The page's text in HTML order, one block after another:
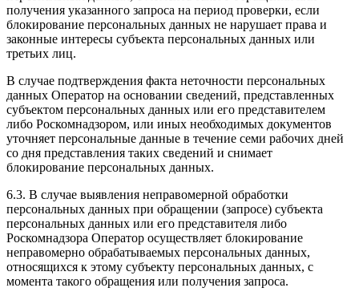
получения указанного запроса на период проверки, если
блокирование персональных данных не нарушает права и
законные интересы субъекта персональных данных или
третьих лиц.
В случае подтверждения факта неточности персональных
данных Оператор на основании сведений, представленных
субъектом персональных данных или его представителем
либо Роскомнадзором, или иных необходимых документов
уточняет персональные данные в течение семи рабочих дней
со дня представления таких сведений и снимает
блокирование персональных данных.
6.3. В случае выявления неправомерной обработки
персональных данных при обращении (запросе) субъекта
персональных данных или его представителя либо
Роскомнадзора Оператор осуществляет блокирование
неправомерно обрабатываемых персональных данных,
относящихся к этому субъекту персональных данных, с
момента такого обращения или получения запроса.